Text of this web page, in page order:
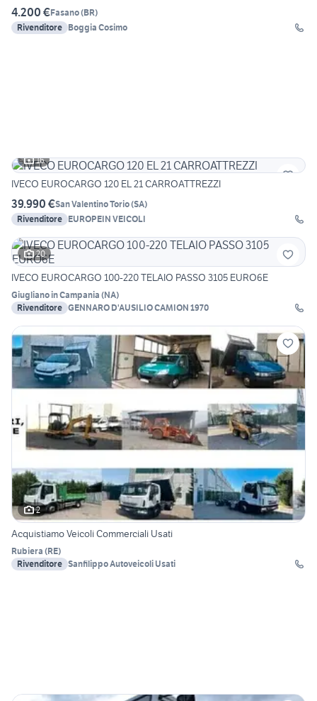
4.200 €Fasano(BR)
Rivenditore Boggia Cosimo
16
IVECO EUROCARGO 120 EL 21 CARROATTREZZI
39.990 €San Valentino Torio(SA)
Rivenditore EUROPEIN VEICOLI
20
IVECO EUROCARGO 100-220 TELAIO PASSO 3105 EURO6E
Giugliano in Campania (NA)
Rivenditore GENNARO D'AUSILIO CAMION 1970
2
Acquistiamo Veicoli Commerciali Usati
Rubiera (RE)
Rivenditore Sanfilippo Autoveicoli Usati